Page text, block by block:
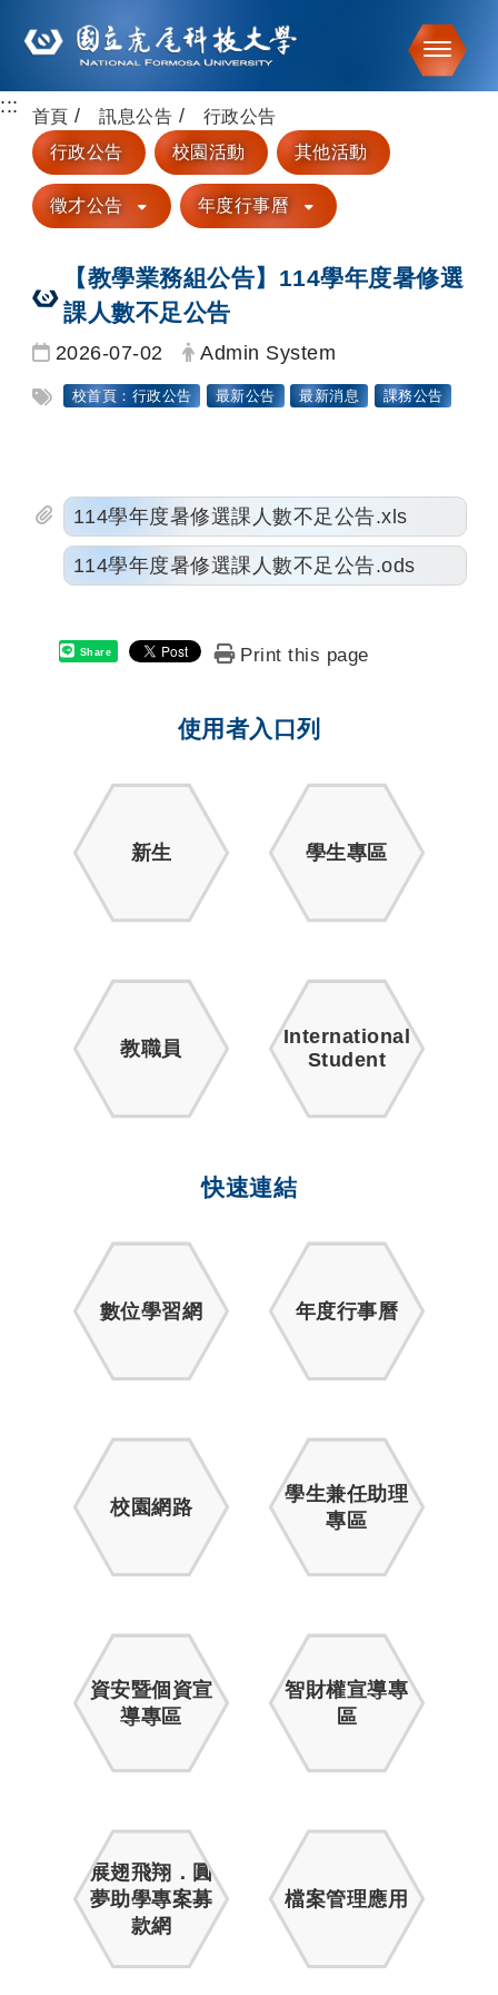
跳到主要內容
::: 首頁 訊息公告
行政公告
行政公告
校園活動 其他活動
徵才公告 年度行事曆
【教學業務組公告】114學年度暑修選
課人數不足公告
日期：
2026-07-02 發布者：
Admin System
標籤：
校首頁：行政公告 最新公告 最新消息 課務公告
114學年度暑修選課人數不足公告.xls
114學年度暑修選課人數不足公告.ods
Share Print this page
使用者入口列
新生 學生專區
教職員
International
Student
快速連結
數位學習網 年度行事曆
校園網路
學生兼任助理
專區
資安暨個資宣
導專區
智財權宣導專
區
展翅飛翔．圓
夢助學專案募
款網
檔案管理應用